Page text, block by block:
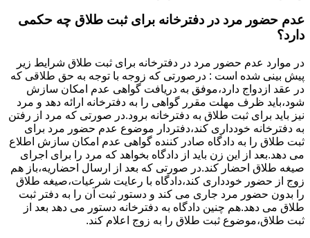
عدم حضور مرد در دفترخانه برای ثبت طلاق چه حکمی
دارد؟
در موارد عدم حضور مرد در دفترخانه برای ثبت طلاق شرایط زیر
پیش بینی شده است : درصورتی که زوجه با توجه به حق طلاقی که
در عقد ازدواج دارد،موفق به دریافت گواهی عدم امکان سازش
شود،باید ظرف مهلت مقرر گواهی را به دفترخانه ارائه دهد و مرد
نیز باید برای ثبت طلاق به دفترخانه برود.در صورتی که مرد از رفتن
به دفترخانه خودداری کند،دفتردار موضوع عدم حضور مرد برای
ثبت طلاق را به دادگاه صادر کننده گواهی عدم امکان سازش اطلاع
می دهد.بعد از این زن باید از دادگاه بخواهد که مرد را برای اجرای
صیغه طلاق احضار کند.در صورتی که بعد از ارسال احضاریه،باز هم
زوج از حضور خودداری کند،دادگاه با رعایت شرعیات،صیغه طلاق
را بدون حضور مرد جاری می کند و دستور ثبت آن را به دفتر ثبت
طلاق می دهد.هم چنین دادگاه به دفترخانه دستور می دهد بعد از
ثبت طلاق،موضوع ثبت طلاق را به زوج اعلام کند.